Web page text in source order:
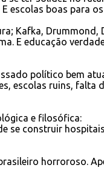
escolas boas para
Kafka, Drummond,
E educação
político bem
escolas ruins, falta
e filosófica:
se construir
horroroso.